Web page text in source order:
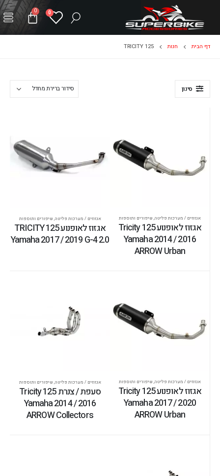
0
0
דף הבית חנות TRICITY 125
סינון
אגזוזים / מערכות פליטה, שיפורים ותוספות
אגזוז לאופנוע Tricity 125
Yamaha 2014 / 2016
ARROW Urban
אגזוזים / מערכות פליטה, שיפורים ותוספות
אגזוז לאופנוע TRICITY 125
Yamaha 2017 / 2019 G-4 2.0
אגזוזים / מערכות פליטה, שיפורים ותוספות
אגזוז לאופנוע Tricity 125
Yamaha 2017 / 2020
ARROW Urban
אגזוזים / מערכות פליטה, שיפורים ותוספות
סעפת / צנרת Tricity 125
Yamaha 2014 / 2016
ARROW Collectors